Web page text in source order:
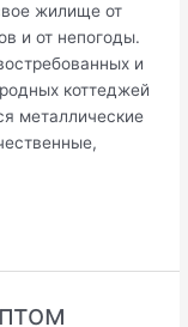
жилище от
и от непогоды.
и
коттеджей
металлические